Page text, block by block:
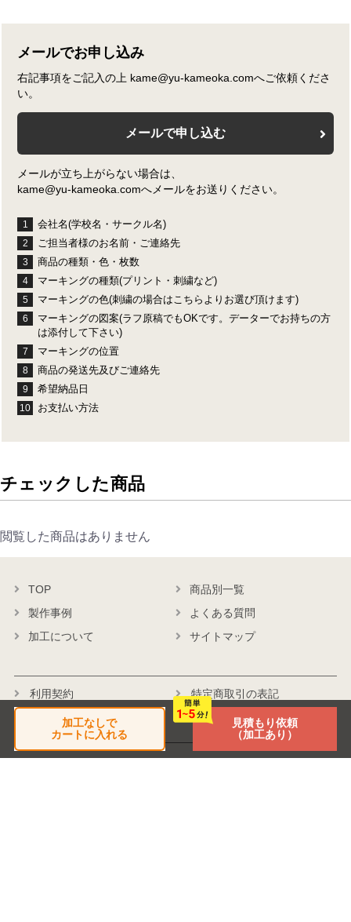
加工なしで
カートに入れる
見積もり依頼
（加工あり）
メールでお申し込み
右記事項をご記入の上 kame@yu-kameoka.comへご依頼くださ
い。
メールで申し込む
メールが立ち上がらない場合は、
kame@yu-kameoka.comへメールをお送りください。
1 会社名(学校名・サークル名)
2 ご担当者様のお名前・ご連絡先
3 商品の種類・色・枚数
4 マーキングの種類(プリント・刺繍など)
5 マーキングの色(刺繍の場合はこちらよりお選び頂けます)
6
マーキングの図案(ラフ原稿でもOKです。データーでお持ちの方
は添付して下さい)
7 マーキングの位置
8 商品の発送先及びご連絡先
9 希望納品日
10 お支払い方法
チェックした商品
閲覧した商品はありません
TOP
商品別一覧
製作事例
よくある質問
加工について
サイトマップ
利用契約
特定商取引の表記
個人情報保護方針
会社概要